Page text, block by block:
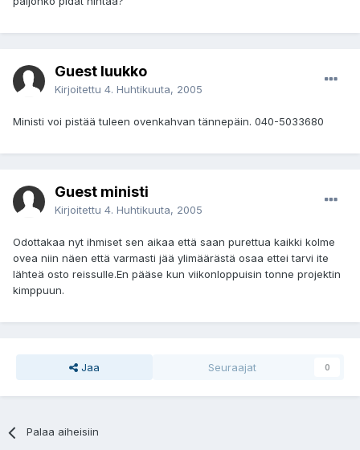
Guest luukko
Kirjoitettu 4. Huhtikuuta, 2005
Ministi voi pistää tuleen ovenkahvan tännepäin. 040-5033680
Guest ministi
Kirjoitettu 4. Huhtikuuta, 2005
Odottakaa nyt ihmiset sen aikaa että saan purettua kaikki kolme
ovea niin näen että varmasti jää ylimäärästä osaa ettei tarvi ite
lähteä osto reissulle.En pääse kun viikonloppuisin tonne projektin
kimppuun.
Jaa Seuraajat 0
Palaa aiheisiin